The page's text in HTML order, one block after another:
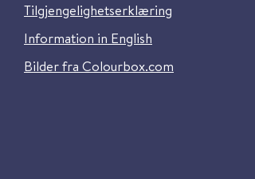
Tilgjengelighetserklæring
Information in English
Bilder fra Colourbox.com